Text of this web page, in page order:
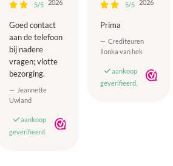
5/5
2026
Goed contact
aan de telefoon
bij nadere
vragen; vlotte
bezorging.
Jeannette
Uwland
aankoop
geverifieerd.
5/5
2026
Prima
Crediteuren
Ilonka van hek
aankoop
geverifieerd.